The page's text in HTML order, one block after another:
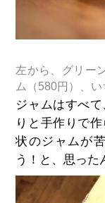
左から、グリー
ム（580円）、い
ジャムはすべ
りと手作りで
状のジャムが
う！と、思った